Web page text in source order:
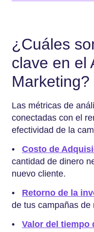
¿Cuáles
clave en el
Marketing?
Las métricas de
conectadas con el
efectividad de la
• Costo de
cantidad de dinero
nuevo cliente.
• Retorno de la
de tus campañas de
• Valor del tiempo